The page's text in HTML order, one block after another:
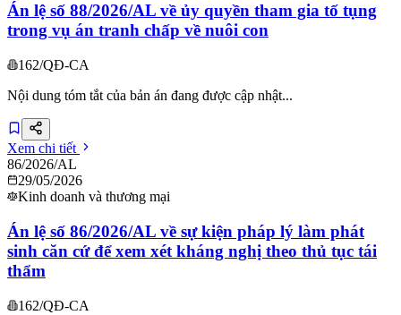
Án lệ số 88/2026/AL về ủy quyền tham gia tố tụng
trong vụ án tranh chấp về nuôi con
162/QĐ-CA
Nội dung tóm tắt của bản án đang được cập nhật...
Xem chi tiết
86/2026/AL
29/05/2026
Kinh doanh và thương mại
Án lệ số 86/2026/AL về sự kiện pháp lý làm phát
sinh căn cứ để xem xét kháng nghị theo thủ tục tái
thẩm
162/QĐ-CA